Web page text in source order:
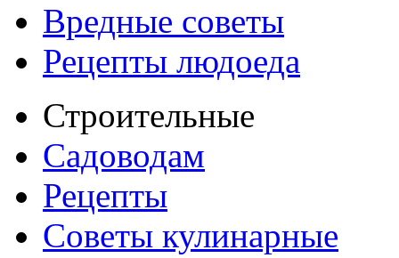
Вредные советы
Рецепты людоеда
Строительные
Садоводам
Рецепты
Советы кулинарные